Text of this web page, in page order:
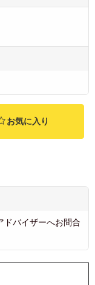
お気に入り
ドバイザーへお問合